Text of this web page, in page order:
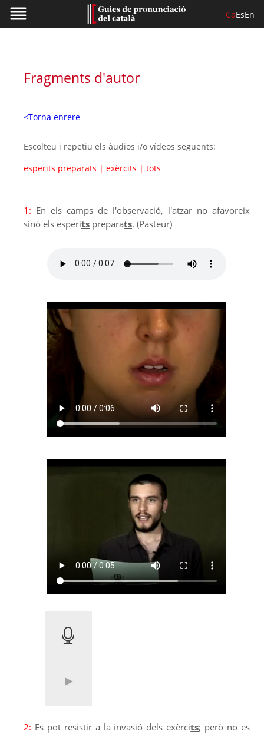
CaEsEn
Fragments d'autor
<Torna enrere
Escolteu i repetiu els àudios i/o vídeos següents:
esperits preparats | exèrcits | tots
1: En els camps de l'observació, l'atzar no afavoreix
sinó els esperits preparats. (Pasteur)
2: Es pot resistir a la invasió dels exèrcits; però no es